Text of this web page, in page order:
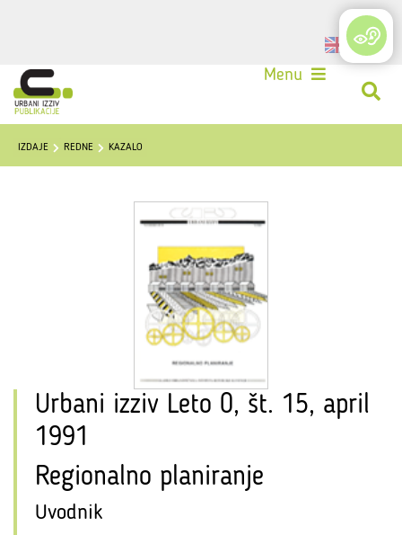
Login
Menu
IZDAJE REDNE KAZALO
Urbani izziv Leto 0, št. 15, april
1991
Regionalno planiranje
Uvodnik